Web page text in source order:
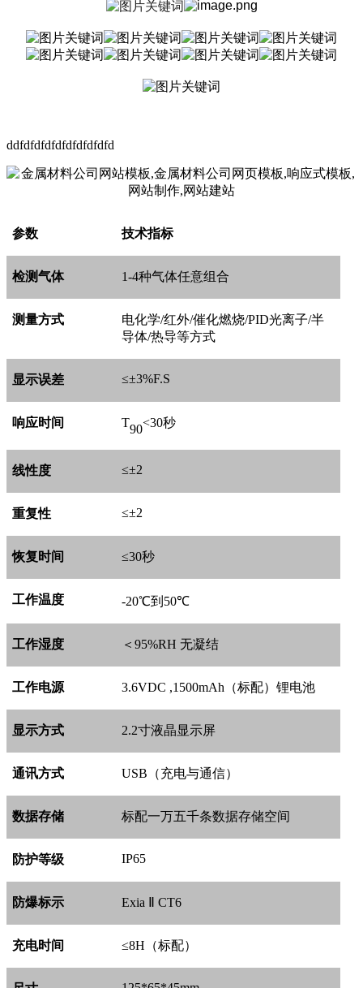
ddfdfdfdfdfdfdfdfdfd
参数 技术指标
检测气体 1-4种气体任意组合
测量方式 电化学/红外/催化燃烧/PID光离子/半
导体/热导等方式
显示误差 ≤±3%F.S
响应时间 T90<30秒
线性度 ≤±2
重复性 ≤±2
恢复时间 ≤30秒
工作温度 -20℃到 50℃
工作湿度 ＜ 95%RH 无凝结
工作电源 3.6VDC ,1500mAh （标配）锂电池
显示方式 2.2寸液晶显示屏
通讯方式 USB （充电与通信）
数据存储 标配一万五千条数据存储空间
防护等级 IP65
防爆标示 Exia CT6
充电时间 ≤8H （标配）